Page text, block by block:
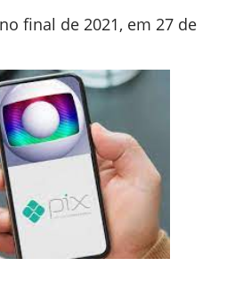
final de 2021, em 27 de